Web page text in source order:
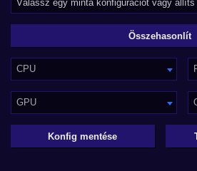
CPU
GPU
Konfig mentése